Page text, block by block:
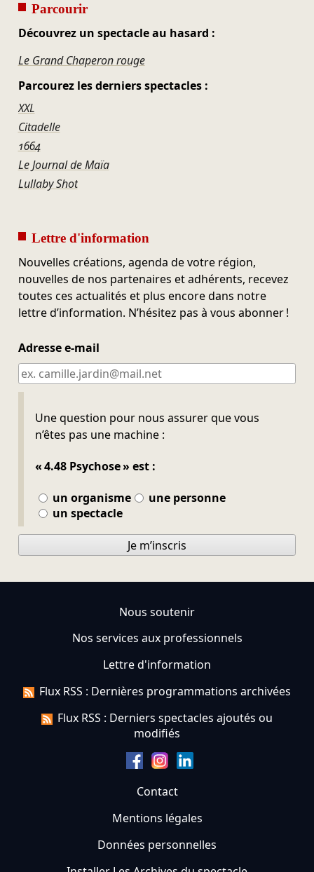
Parcourir
Découvrez un spectacle au hasard :
Le Grand Chaperon rouge
Parcourez les derniers spectacles :
XXL
Citadelle
1664
Le Journal de Maïa
Lullaby Shot
Lettre d'information
Nouvelles créations, agenda de votre région,
nouvelles de nos partenaires et adhérents, recevez
toutes ces actualités et plus encore dans notre
lettre d’information. N’hésitez pas à vous abonner !
Adresse e-mail
Une question pour nous assurer que vous
n’êtes pas une machine :
« 4.48 Psychose » est :
un organisme
une personne
un spectacle
Ne pas remplir
Je m’inscris
Nous soutenir
Nos services aux professionnels
Lettre d'information
Flux RSS : Dernières programmations archivées
Flux RSS : Derniers spectacles ajoutés ou
modifiés
Contact
Mentions légales
Données personnelles